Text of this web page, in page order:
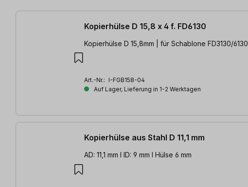
4 Artikel gefunden
Kopierhülse D 15,8 x 4 f. FD6130
Kopierhülse D 15,8mm | für Schablone FD3130/6130
Art.-Nr.: I-FGB158-04
Auf Lager, Lieferung in 1-2 Werktagen
Kopierhülse aus Stahl D 11,1 mm
AD: 11,1 mm l ID: 9 mm l Hülse 6 mm